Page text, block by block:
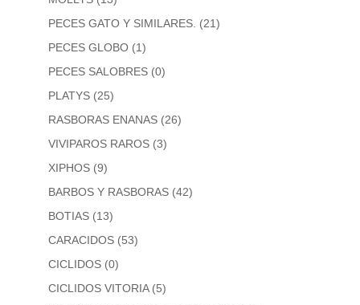
PECES GATO Y SIMILARES. (21)
PECES GLOBO (1)
PECES SALOBRES (0)
PLATYS (25)
RASBORAS ENANAS (26)
VIVIPAROS RAROS (3)
XIPHOS (9)
BARBOS Y RASBORAS (42)
BOTIAS (13)
CARACIDOS (53)
CICLIDOS (0)
CICLIDOS VITORIA (5)